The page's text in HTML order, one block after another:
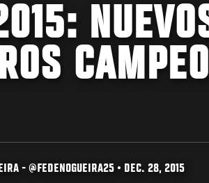
- @FEDENOGUEIRA25 • DEC. 28, 2015